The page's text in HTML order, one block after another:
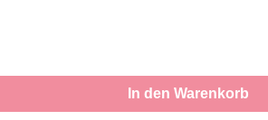
In den Warenkorb